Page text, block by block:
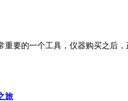
要的一个工具，仪器购买之后
旅